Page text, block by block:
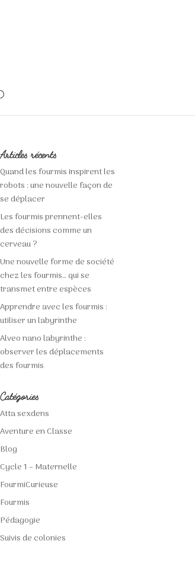
Articles récents
Quand les fourmis inspirent les
robots : une nouvelle façon de
se déplacer
Les fourmis prennent-elles
des décisions comme un
cerveau ?
Une nouvelle forme de société
chez les fourmis… qui se
transmet entre espèces
Apprendre avec les fourmis :
utiliser un labyrinthe
Alveo nano labyrinthe :
observer les déplacements
des fourmis
Catégories
Atta sexdens
Aventure en Classe
Blog
Cycle 1 – Maternelle
FourmiCurieuse
Fourmis
Pédagogie
Suivis de colonies